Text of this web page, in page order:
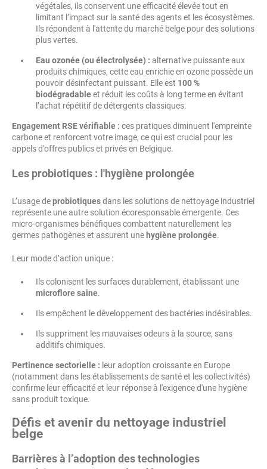
végétales, ils conservent une efficacité élevée tout en
limitant l’impact sur la santé des agents et les écosystèmes.
Ils répondent à l'attente du marché belge pour des solutions
plus vertes.
Eau ozonée (ou électrolysée) : alternative puissante aux
produits chimiques, cette eau enrichie en ozone possède un
pouvoir désinfectant puissant. Elle est 100 %
biodégradableet réduit les coûts à long terme en évitant
l’achat répétitif de détergents classiques.
Engagement RSE vérifiable : ces pratiques diminuent l'empreinte
carbone et renforcent votre image, ce qui est crucial pour les
appels d'offres publics et privés en Belgique.
Les probiotiques : l'hygiène prolongée
L’usage deprobiotiquesdans les solutions de nettoyage industriel
représente une autre solution écoresponsable émergente. Ces
micro-organismes bénéfiques combattent naturellement les
germes pathogènes et assurent une hygiène prolongée.
Leur mode d’action unique :
Ils colonisent les surfaces durablement, établissant une
microflore saine.
Ils empêchent le développement des bactéries indésirables.
Ils suppriment les mauvaises odeurs à la source, sans
additifs chimiques.
Pertinence sectorielle : leur adoption croissante en Europe
(notamment dans les établissements de santé et les collectivités)
confirme leur efficacité et leur réponse à l'exigence d'une hygiène
sans produit toxique.
Défis et avenir du nettoyage industriel
belge
Barrières à l’adoption des technologies